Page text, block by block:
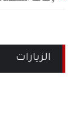
الزيارات